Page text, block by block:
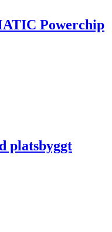
Powerchip
platsbyggt